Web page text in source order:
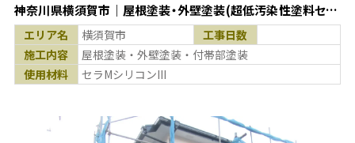
神奈川県横須賀市｜屋根塗装・外壁塗装(超低汚染性塗料セラ
MシリコンIII使用)
エリア名 横須賀市
工事日数
施工内容
屋根塗装・外壁塗装・付帯部塗装
使用材料
セラMシリコンIII